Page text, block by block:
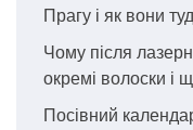
Прагу і як вони
Чому після
окремі волоски і
Посівний